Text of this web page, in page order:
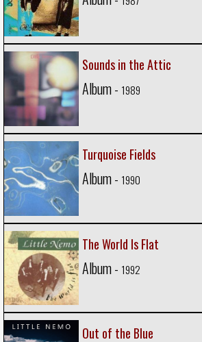
Sounds in the Attic
Album - 1989
Turquoise Fields
Album - 1990
The World Is Flat
Album - 1992
Out of the Blue